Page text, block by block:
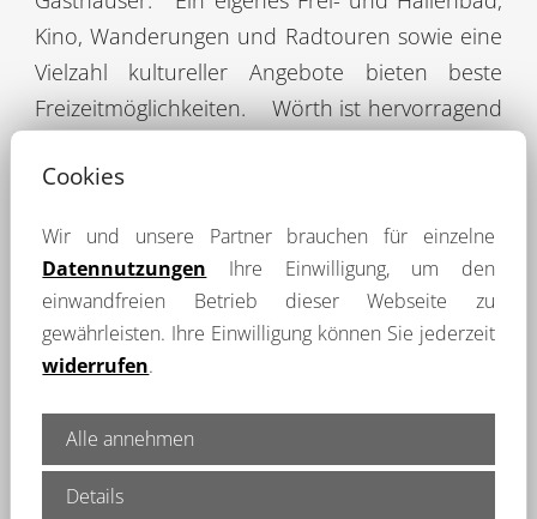
Kino, Wanderungen und Radtouren sowie eine
Vielzahl kultureller Angebote bieten beste
Freizeitmöglichkeiten.
Wörth ist hervorragend
angebunden:
Regensburg – Passau
*Bundesstraße 8 in
Nord-Süd-Richtung führt die Staatsstraße St
2146 aus Richtung Cham kommend über
Wörth und Wiesent weiter über die
B 8 (Regensburg – Straubing – Passau)
West-Ost-Richtung verläuft die Staatsstraße St
2125 von Regensburg über Wörth, Tiefenthal
Cookies
Wir und unsere Partner brauchen für einzelne
Datennutzungen Ihre Einwilligung, um den
einwandfreien Betrieb dieser Webseite zu
gewährleisten. Ihre Einwilligung können Sie jederzeit
widerrufen.
Alle annehmen
Details